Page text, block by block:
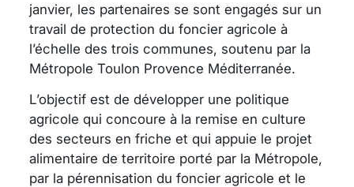
janvier, les partenaires se sont engagés sur un
travail de protection du foncier agricole à
l’échelle des trois communes, soutenu par la
Métropole Toulon Provence Méditerranée.
L’objectif est de développer une politique
agricole qui concoure à la remise en culture
des secteurs en friche et qui appuie le projet
alimentaire de territoire porté par la Métropole,
par la pérennisation du foncier agricole et le